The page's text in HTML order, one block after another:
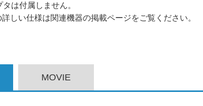
は付属しません。
しい仕様は関連機器の掲載ページをご覧ください。
MOVIE